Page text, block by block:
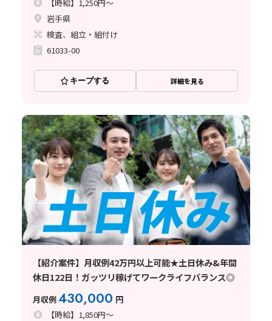
【時給】1,250円～
岩手県
検査、組立・組付け
61033-00
キープする 詳細を見る
【紹介案件】月収例42万円以上可能★土日休み&年間
休日122日！ガッツリ稼げてワークライフバランス◎
月収例430,000 円
【時給】1,850円～